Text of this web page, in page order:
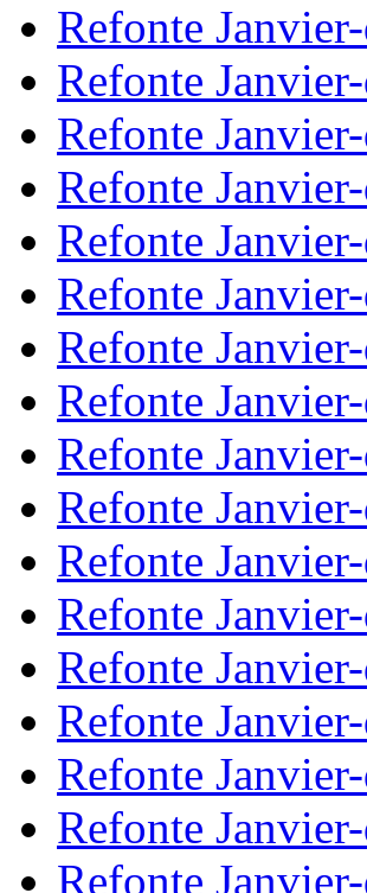
Refonte
Refonte
Refonte
Refonte
Refonte
Refonte
Refonte
Refonte
Refonte
Refonte
Refonte
Refonte
Refonte
Refonte
Refonte
Refonte
Refonte